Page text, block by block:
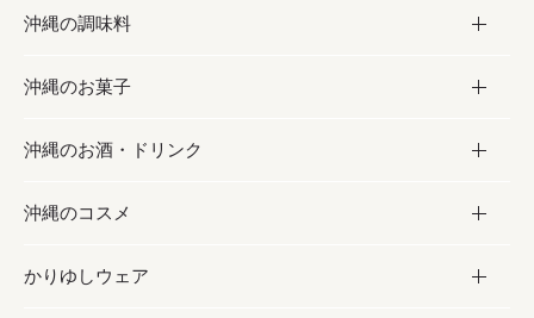
フルーツ・野菜
お肉
海産物
加工食品
缶詰／パウチ
沖縄料理
沖縄そば／乾麺
レトルト食品
沖縄の調味料
調味料
砂糖／黒砂糖
塩
お酢／ドレッシング
沖縄のお菓子
お菓子
黒糖
ちんすこう
沖縄のお酒・ドリンク
お酒・ドリンク
泡盛
沖縄のコスメ
コスメ
かりゆしウェア